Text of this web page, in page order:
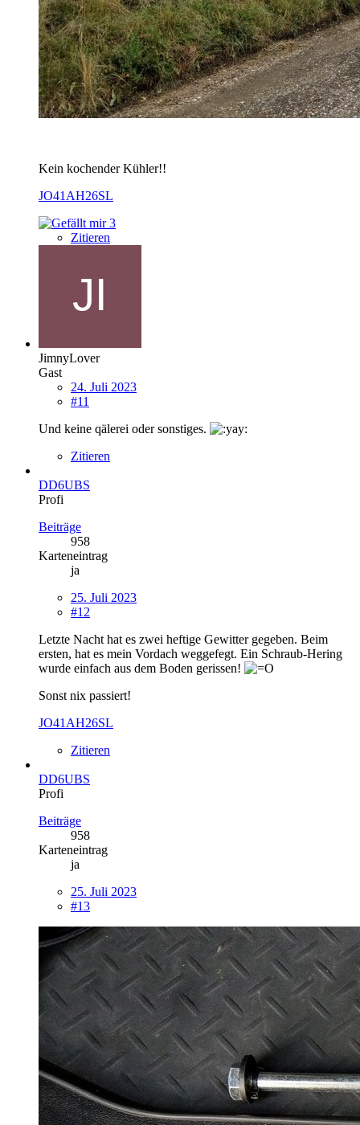
Kein kochender Kühler!!
JO41AH26SL
3
Zitieren
JimnyLover
Gast
24. Juli 2023
#11
Und keine qälerei oder sonstiges.
Zitieren
DD6UBS
Profi
Beiträge
958
Karteneintrag
ja
25. Juli 2023
#12
Letzte Nacht hat es zwei heftige Gewitter gegeben. Beim
ersten, hat es mein Vordach weggefegt. Ein Schraub-Hering
wurde einfach aus dem Boden gerissen!
Sonst nix passiert!
JO41AH26SL
Zitieren
DD6UBS
Profi
Beiträge
958
Karteneintrag
ja
25. Juli 2023
#13